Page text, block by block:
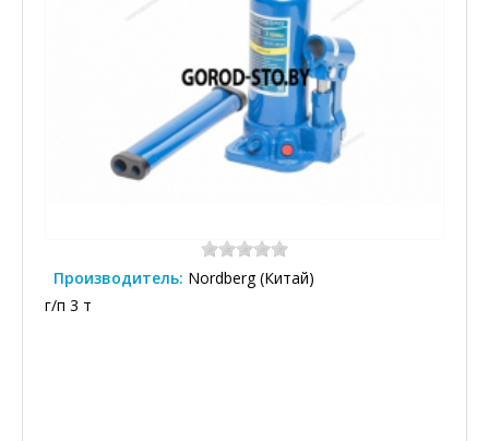
Производитель: Nordberg (Китай)
г/п 3 т